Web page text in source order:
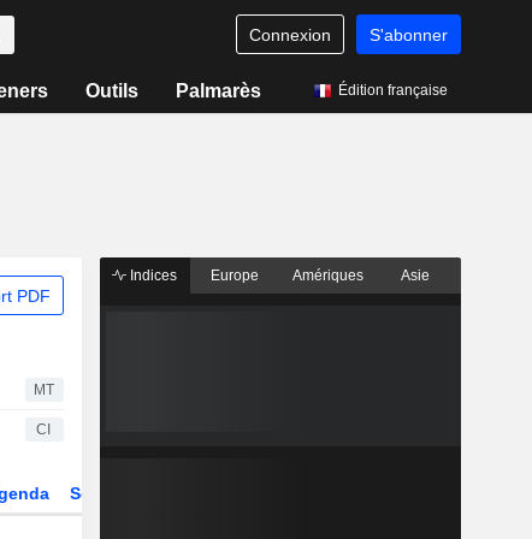
Connexion S'abonner
Outils Palmarès Édition française
PDF
MT
CI
Secteur
Indices Europe Amériques Asie